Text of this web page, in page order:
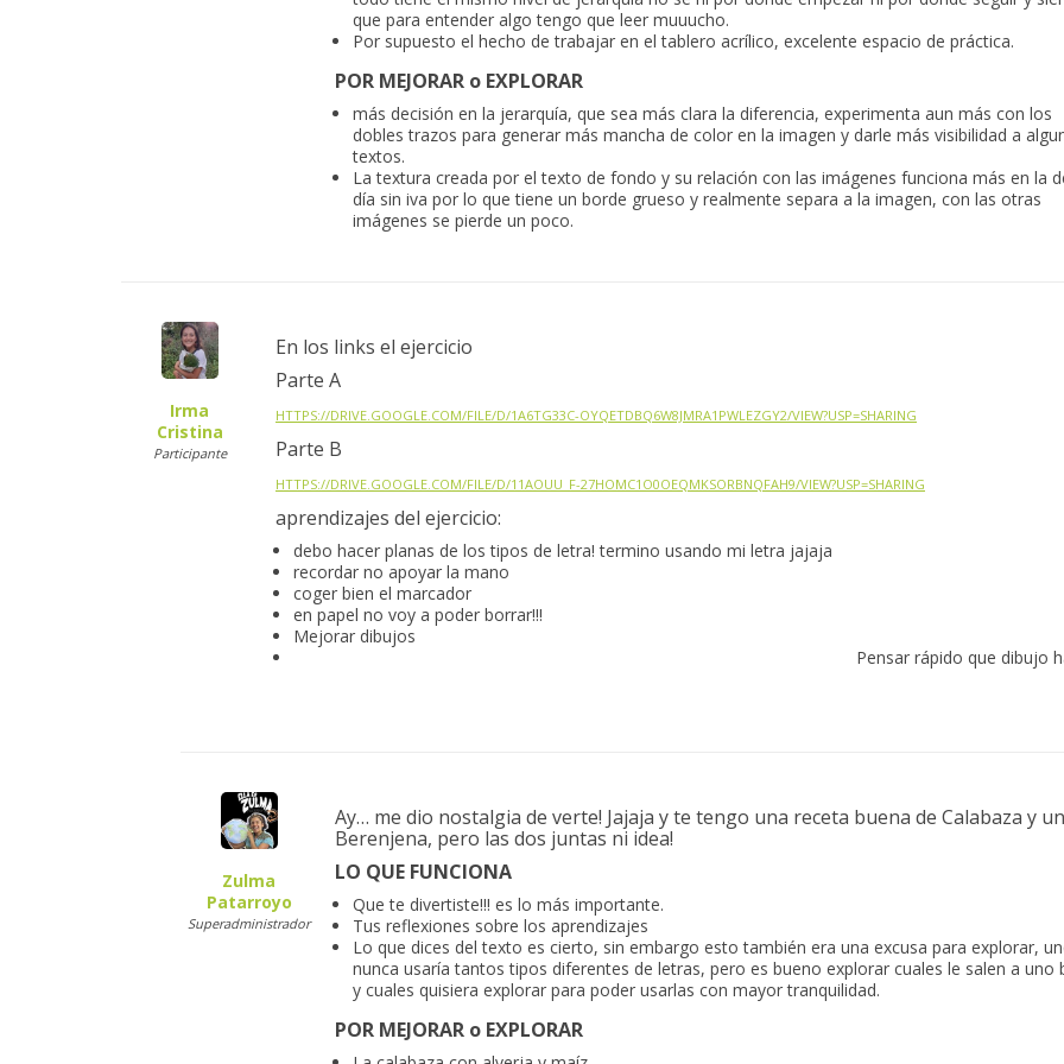
que para entender algo tengo que leer muuucho.
Por supuesto el hecho de trabajar en el tablero acrílico, excelente espacio de práctica.
POR MEJORAR o EXPLORAR
más decisión en la jerarquía, que sea más clara la diferencia, experimenta aun más con los
dobles trazos para generar más mancha de color en la imagen y darle más visibilidad a
textos.
La textura creada por el texto de fondo y su relación con las imágenes funciona más en la
día sin iva por lo que tiene un borde grueso y realmente separa a la imagen, con las otras
imágenes se pierde un poco.
Irma
Cristina
Participante
En los links el ejercicio
Parte A
HTTPS://DRIVE.GOOGLE.COM/FILE/D/1A6TG33C-OYQETDBQ6W8JMRA1PWLEZGY2/VIEW?USP=SHARING
Parte B
HTTPS://DRIVE.GOOGLE.COM/FILE/D/11AOUU_F-27HOMC1O0OEQMKSORBNQFAH9/VIEW?USP=SHARING
aprendizajes del ejercicio:
debo hacer planas de los tipos de letra! termino usando mi letra jajaja
recordar no apoyar la mano
coger bien el marcador
en papel no voy a poder borrar!!!
Mejorar dibujos
Pensar rápido que dibujo
Zulma
Patarroyo
Superadministrador
Ay… me dio nostalgia de verte! Jajaja y te tengo una receta buena de Calabaza y
Berenjena, pero las dos juntas ni idea!
LO QUE FUNCIONA
Que te divertiste!!! es lo más importante.
Tus reflexiones sobre los aprendizajes
Lo que dices del texto es cierto, sin embargo esto también era una excusa para explorar,
nunca usaría tantos tipos diferentes de letras, pero es bueno explorar cuales le salen a uno
y cuales quisiera explorar para poder usarlas con mayor tranquilidad.
POR MEJORAR o EXPLORAR